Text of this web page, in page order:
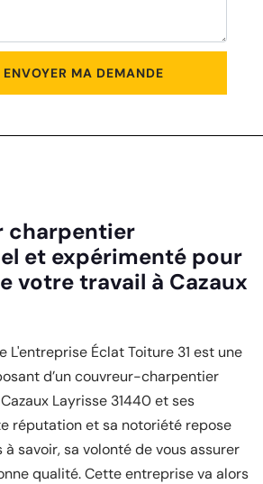
charpentier
et expérimenté pour
votre travail à Cazaux
L'entreprise Éclat Toiture 31 est une
d’un couvreur-charpentier
Layrisse 31440 et ses
réputation et sa notoriété repose
savoir, sa volonté de vous assurer
qualité. Cette entreprise va alors